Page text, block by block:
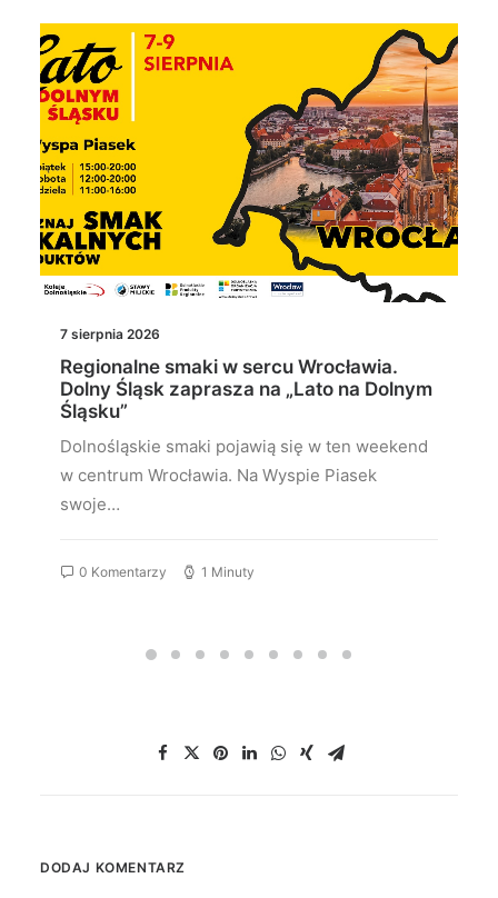
7 sierpnia 2026
Regionalne smaki w sercu Wrocławia.
Dolny Śląsk zaprasza na „Lato na Dolnym
Śląsku”
Dolnośląskie smaki pojawią się w ten weekend
w centrum Wrocławia. Na Wyspie Piasek
swoje…
0 Komentarzy 1 Minuty
DODAJ KOMENTARZ